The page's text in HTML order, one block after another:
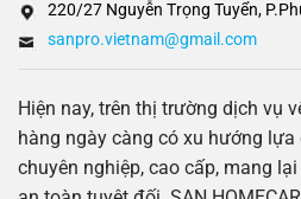
220/27 Nguyễn Trọng Tuyển,
sanpro.vietnam@gmail.com
Hiện nay, trên thị trường dịch vụ
hàng ngày càng có xu hướng
chuyên nghiệp, cao cấp, mang